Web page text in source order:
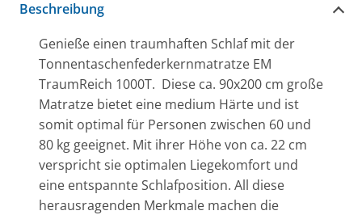
Beschreibung
Genieße einen traumhaften Schlaf mit der
Tonnentaschenfederkernmatratze EM
TraumReich 1000T. Diese ca. 90x200 cm große
Matratze bietet eine medium Härte und ist
somit optimal für Personen zwischen 60 und
80 kg geeignet. Mit ihrer Höhe von ca. 22 cm
verspricht sie optimalen Liegekomfort und
eine entspannte Schlafposition. All diese
herausragenden Merkmale machen die